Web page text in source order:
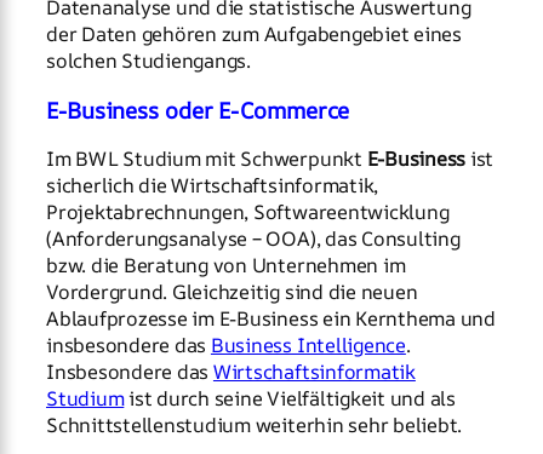
Datenanalyse und die statistische Auswertung
der Daten gehören zum Aufgabengebiet eines
solchen Studiengangs.
E-Business oder E-Commerce
Im BWL Studium mit Schwerpunkt E-Businessist
sicherlich die Wirtschaftsinformatik,
Projektabrechnungen, Softwareentwicklung
(Anforderungsanalyse – OOA), das Consulting
bzw. die Beratung von Unternehmen im
Vordergrund. Gleichzeitig sind die neuen
Ablaufprozesse im E-Business ein Kernthema und
insbesondere das Business Intelligence.
Insbesondere das Wirtschaftsinformatik
Studiumist durch seine Vielfältigkeit und als
Schnittstellenstudium weiterhin sehr beliebt.